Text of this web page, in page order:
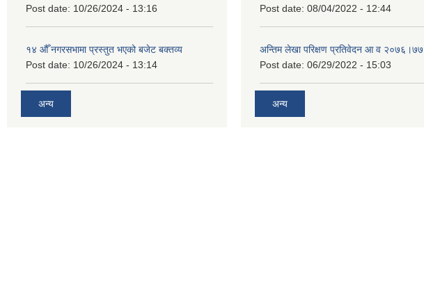
Post date: 10/26/2024 - 13:16
१४ औँ नगरसभामा प्रस्तुत भएको बजेट बक्तव्य
Post date: 10/26/2024 - 13:14
अन्य
Post date: 08/04/2022 - 12:44
अन्तिम लेखा परिक्षण प्रतिवेदन आ व २०७६।७७
Post date: 06/29/2022 - 15:03
अन्य